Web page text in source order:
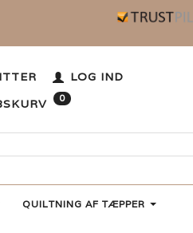
LOG IND
0
QUILTNING AF TÆPPER